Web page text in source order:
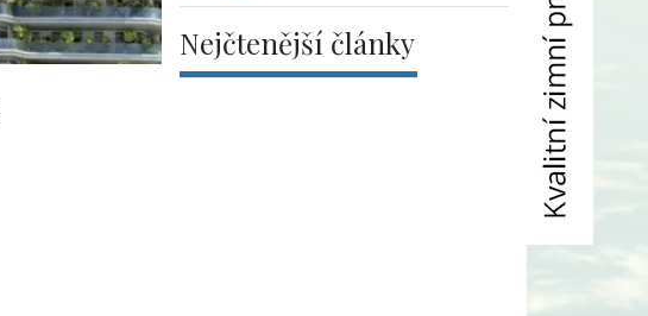
Nejčtenější články